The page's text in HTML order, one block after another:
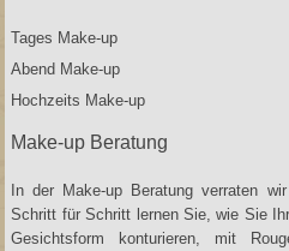
Tages Make-up
Abend Make-up
Hochzeits Make-up
Make-up Beratung
In der Make-up Beratung verraten
Schritt für Schritt lernen Sie, wie Sie
Gesichtsform konturieren, mit